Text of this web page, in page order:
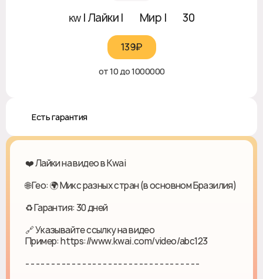
ᴋᴡ | Лайки | 🌍 Мир | ♻ 30
139₽‎
от 10 до 1000000
♻️ Есть гарантия
❤️ Лайки на видео в Kwai
🌐 Гео: 🌍 Микс разных стран (в основном Бразилия)
♻ Гарантия: 30 дней
🔗 Указывайте ссылку на видео
Пример: https://www.kwai.com/video/abc123
- - - - - - - - - - - - - - - - - - - - - - - - - - - - - - - - - -